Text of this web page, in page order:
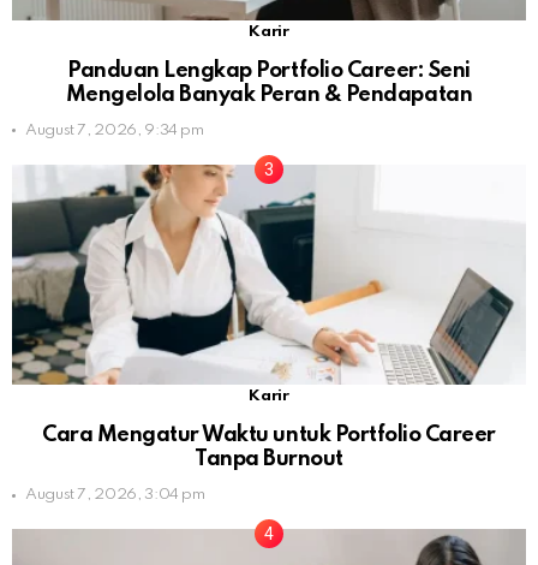
Karir
Panduan Lengkap Portfolio Career: Seni
Mengelola Banyak Peran & Pendapatan
August 7, 2026, 9:34 pm
Karir
Cara Mengatur Waktu untuk Portfolio Career
Tanpa Burnout
August 7, 2026, 3:04 pm